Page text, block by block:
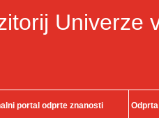
Univerze
portal odprte znanosti